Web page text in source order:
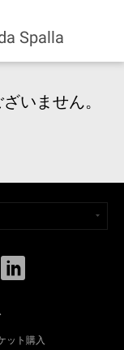
Spalla
いません。
ット購入